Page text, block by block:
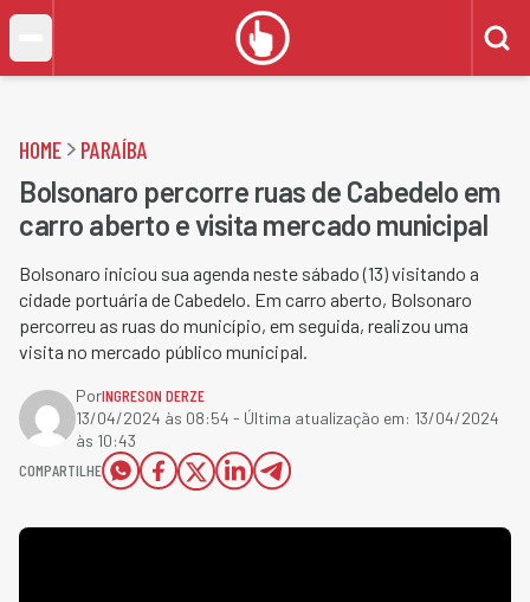
HOME PARAÍBA
Bolsonaro percorre ruas de Cabedelo em
carro aberto e visita mercado municipal
Bolsonaro iniciou sua agenda neste sábado (13) visitando a
cidade portuária de Cabedelo. Em carro aberto, Bolsonaro
percorreu as ruas do município, em seguida, realizou uma
visita no mercado público municipal.
PorINGRESON DERZE
13/04/2024 às 08:54 - Última atualização em: 13/04/2024
às 10:43
COMPARTILHE